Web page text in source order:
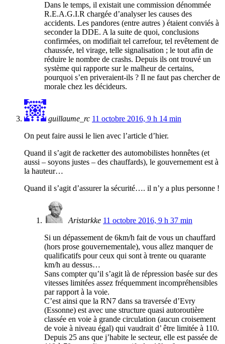
Dans le temps, il existait une commission dénommée
R.E.A.G.I.R chargée d’analyser les causes des
accidents. Les pandores (entre autres ) étaient conviés à
seconder la DDE. A la suite de quoi, conclusions
confirmées, on modifiait tel carrefour, tel revêtement de
chaussée, tel virage, telle signalisation ; le tout afin de
réduire le nombre de crashs. Depuis ils ont trouvé un
système qui rapporte sur le malheur de certains,
pourquoi s’en priveraient-ils ? Il ne faut pas chercher de
morale chez les décideurs.
guillaume_rc 11 octobre 2016, 9 h 14 min
On peut faire aussi le lien avec l’article d’hier.
Quand il s’agit de racketter des automobilistes honnêtes (et
aussi – soyons justes – des chauffards), le gouvernement est à
la hauteur…
Quand il s’agit d’assurer la sécurité…. il n’y a plus personne !
Aristarkke 11 octobre 2016, 9 h 37 min
Si un dépassement de 6km/h fait de vous un chauffard
(hors prose gouvernementale), vous allez manquer de
qualificatifs pour ceux qui sont à trente ou quarante
km/h au dessus…
Sans compter qu’il s’agit là de répression basée sur des
vitesses limitées assez fréquemment incompréhensibles
par rapport à la voie.
C’est ainsi que la RN7 dans sa traversée d’Evry
(Essonne) est avec une structure quasi autoroutière
classée en voie à grande circulation (aucun croisement
de voie à niveau égal) qui vaudrait d’ être limitée à 110.
Depuis 25 ans que j’habite le secteur, elle est passée de